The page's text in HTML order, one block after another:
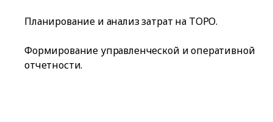
Планирование и анализ затрат на ТОРО.
Формирование управленческой и оперативной
отчетности.